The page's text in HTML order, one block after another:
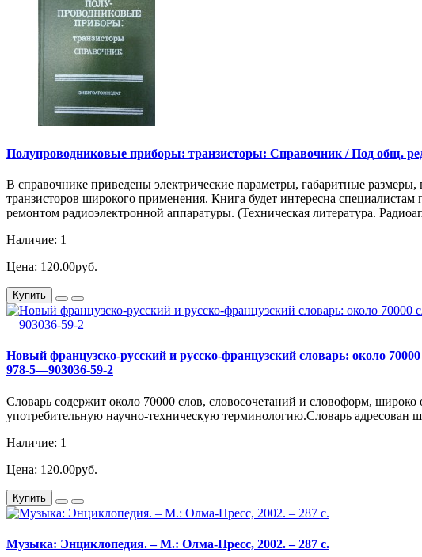
Полупроводниковые приборы: транзисторы: Справочник / Под общ.
В справочнике приведены электрические параметры, габаритные
транзисторов широкого применения. Книга будет интересна
ремонтом радиоэлектронной аппаратуры. (Техническая литература.
Наличие: 1
Цена: 120.00руб.
Купить
Новый французско-русский и русско-французский словарь: около
978-5—903036-59-2
Словарь содержит около 70000 слов, словосочетаний и словоформ,
употребительную научно-техническую терминологию.Словарь адресован
Наличие: 1
Цена: 120.00руб.
Купить
Музыка: Энциклопедия. – М.: Олма-Пресс, 2002. – 287 с.